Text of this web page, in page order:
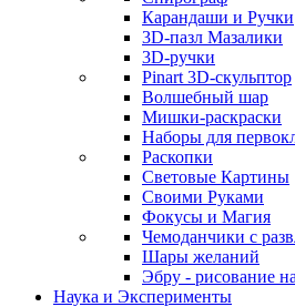
Карандаши и Ручки
3D-пазл Мазалики
3D-ручки
Pinart 3D-скульптор
Волшебный шар
Мишки-раскраски
Наборы для
Раскопки
Световые Картины
Своими Руками
Фокусы и Магия
Чемоданчики с
Шары желаний
Эбру - рисование
Наука и Эксперименты